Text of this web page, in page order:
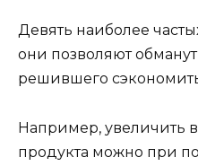
Девять наиболее
они позволяют
решившего
Например, увеличить
продукта можно при